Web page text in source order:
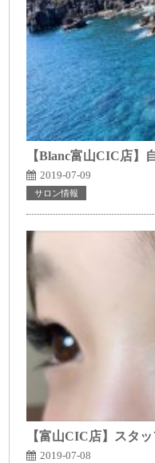
【Blanc富山CIC店】
2019-07-09
サロン情報
【富山CIC店】スタ
2019-07-08